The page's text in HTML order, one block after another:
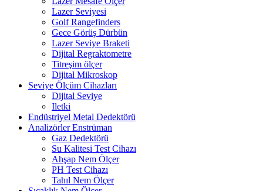
Lazer Seviyesi
Golf Rangefinders
Gece Görüş Dürbün
Lazer Seviye Braketi
Dijital Regraktometre
Titreşim ölçer
Dijital Mikroskop
Seviye Ölçüm Cihazları
Dijital Seviye
Iletki
Endüstriyel Metal Dedektörü
Analizörler Enstrüman
Gaz Dedektörü
Su Kalitesi Test Cihazı
Ahşap Nem Ölçer
PH Test Cihazı
Tahıl Nem Ölçer